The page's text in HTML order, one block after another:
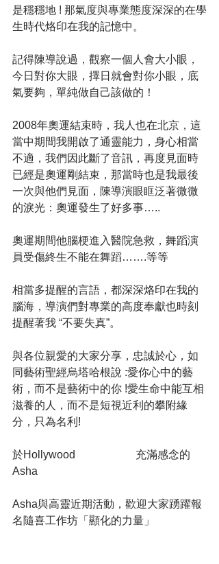
是穩穩地 ! 那氣度與專業態度深深的在學
生時代烙印在我的記憶中。
記得陳導說過，觀察一個人會大小眼，
今日對你大眼，擇日就會對你小眼，底
氣要夠，單純做自己該做的！
2008年奧運結束時，我人也在北京，這
當中期間我開啟了通靈能力，身心相當
不適，我們因此斷了音訊，再度見面時
已經是奧運剛結束，那當時也是我最後
一次與他們見面，陳導演眼眶泛著微微
的淚光：奧運發生了好多事…..
奧運期間他腦梗進入醫院急救，舞蹈演
員受傷終生不能在舞蹈…….等等
相當多提醒的言語，都深深烙印在我的
腦海，導演們對專業的高度奉獻也時刻
提醒著我 “不要失真”。
與各位親愛的大家分享，忠誠於心，如
同藝術聖經烏塔哈根說 :愛你心中的藝
術，而不是藝術中的你 !愛生命中能互相
滋養的人，而不是短視近利的攀附緣
分，只為名利!
於Hollywood                      充滿感念的
Asha
Asha與高靈近期活動，歡迎大家踴躍報
名隨喜工作坊「顯化的力量」